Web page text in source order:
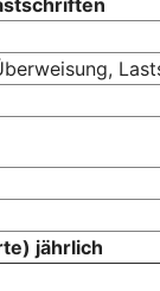
jährlich